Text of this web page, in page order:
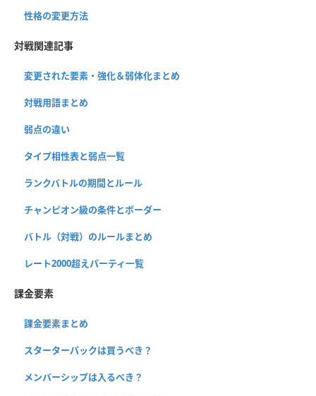
性格の変更方法
対戦関連記事
変更された要素・強化＆弱体化まとめ
対戦用語まとめ
弱点の違い
タイプ相性表と弱点一覧
ランクバトルの期間とルール
チャンピオン級の条件とボーダー
バトル（対戦）のルールまとめ
レート2000超えパーティ一覧
課金要素
課金要素まとめ
スターターパックは買うべき？
メンバーシップは入るべき？